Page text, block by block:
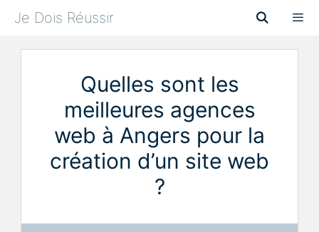
Je Dois Réussir
Menu
Quelles sont les
meilleures agences
web à Angers pour la
création d’un site web
?